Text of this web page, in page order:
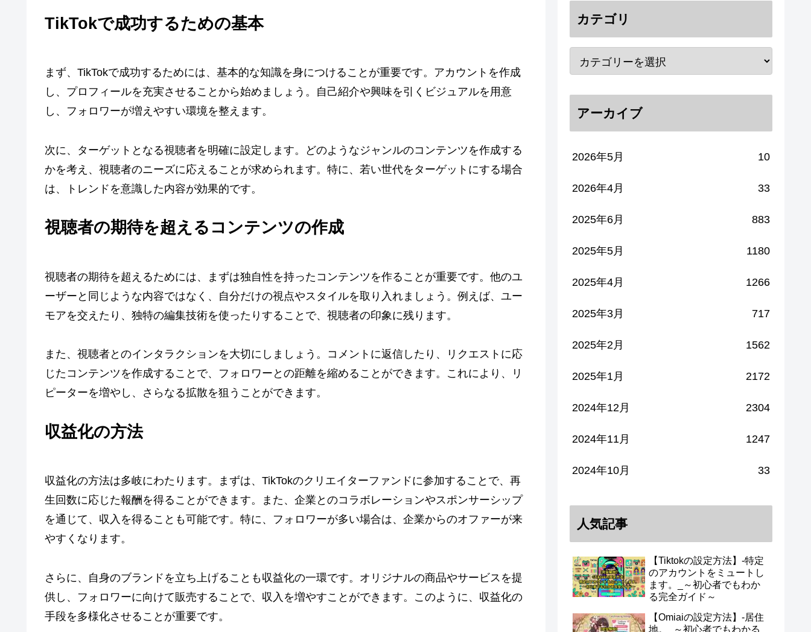
TikTokで成功するための基本
まず、TikTokで成功するためには、基本的な知識を身につけることが重要です。アカウントを作成
し、プロフィールを充実させることから始めましょう。自己紹介や興味を引くビジュアルを用意
し、フォロワーが増えやすい環境を整えます。
次に、ターゲットとなる視聴者を明確に設定します。どのようなジャンルのコンテンツを作成する
かを考え、視聴者のニーズに応えることが求められます。特に、若い世代をターゲットにする場合
は、トレンドを意識した内容が効果的です。
視聴者の期待を超えるコンテンツの作成
視聴者の期待を超えるためには、まずは独自性を持ったコンテンツを作ることが重要です。他のユ
ーザーと同じような内容ではなく、自分だけの視点やスタイルを取り入れましょう。例えば、ユー
モアを交えたり、独特の編集技術を使ったりすることで、視聴者の印象に残ります。
また、視聴者とのインタラクションを大切にしましょう。コメントに返信したり、リクエストに応
じたコンテンツを作成することで、フォロワーとの距離を縮めることができます。これにより、リ
ピーターを増やし、さらなる拡散を狙うことができます。
収益化の方法
収益化の方法は多岐にわたります。まずは、TikTokのクリエイターファンドに参加することで、再
生回数に応じた報酬を得ることができます。また、企業とのコラボレーションやスポンサーシップ
を通じて、収入を得ることも可能です。特に、フォロワーが多い場合は、企業からのオファーが来
やすくなります。
さらに、自身のブランドを立ち上げることも収益化の一環です。オリジナルの商品やサービスを提
供し、フォロワーに向けて販売することで、収入を増やすことができます。このように、収益化の
手段を多様化させることが重要です。
カテゴリ
アーカイブ
2026年5月 10
2026年4月 33
2025年6月 883
2025年5月 1180
2025年4月 1266
2025年3月 717
2025年2月 1562
2025年1月 2172
2024年12月 2304
2024年11月 1247
2024年10月 33
人気記事
【Tiktokの設定方法】-特定
のアカウントをミュートし
ます。_～初心者でもわか
る完全ガイド～
【Omiaiの設定方法】-居住
地。_～初心者でもわかる